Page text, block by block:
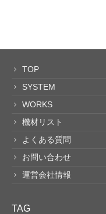
TOP
SYSTEM
WORKS
機材リスト
よくある質問
お問い合わせ
運営会社情報
TAG